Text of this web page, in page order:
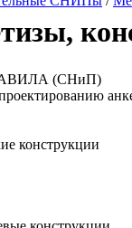
(СНиП)
конструкции